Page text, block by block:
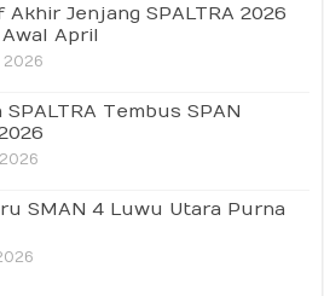
Akhir Jenjang SPALTRA 2026
April
2026
SPALTRA Tembus SPAN
SMAN 4 Luwu Utara Purna